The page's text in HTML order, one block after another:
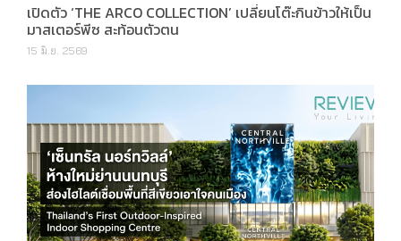
เปิดตัว ‘THE ARCO COLLECTION’ เปลี่ยนโต๊ะกินข้าวให้เป็น
มาสเตอร์พีซ สะท้อนตัวตน
15 มิ.ย. 2569